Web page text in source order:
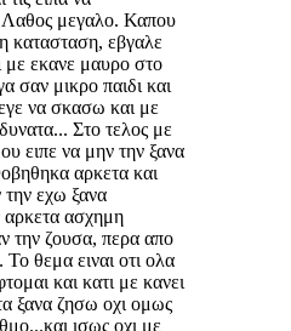
Λαθος μεγαλο. Καπου
κατασταση, εβγαλε
με εκανε μαυρο στο
σαν μικρο παιδι και
να σκασω και με
Στο τελος με
ειπε να μην την ξανα
αρκετα και
την εχω ξανα
αρκετα ασχημη
την ζουσα, περα απο
θεμα ειναι οτι ολα
και κατι με κανει
ξανα ζησω οχι ομως
ισως οχι με